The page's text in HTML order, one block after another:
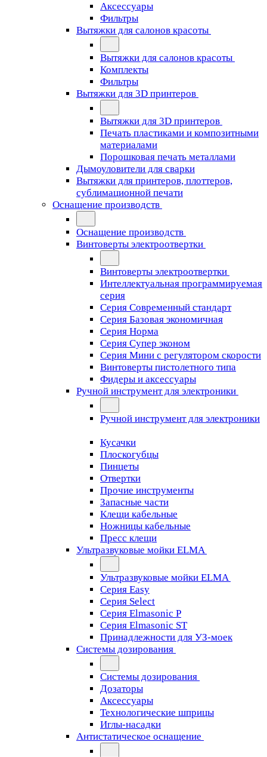
Аксессуары
Фильтры
Вытяжки для салонов красоты
Вытяжки для салонов красоты
Комплекты
Фильтры
Вытяжки для 3D принтеров
Вытяжки для 3D принтеров
Печать пластиками и композитными
материалами
Порошковая печать металлами
Дымоуловители для сварки
Вытяжки для принтеров, плоттеров,
сублимационной печати
Оснащение производств
Оснащение производств
Винтоверты электроотвертки
Винтоверты электроотвертки
Интеллектуальная программируемая
серия
Серия Современный стандарт
Серия Базовая экономичная
Серия Норма
Серия Cупер эконом
Серия Мини с регулятором скорости
Винтоверты пистолетного типа
Фидеры и аксессуары
Ручной инструмент для электроники
Ручной инструмент для электроники
Кусачки
Плоскогубцы
Пинцеты
Отвертки
Прочие инструменты
Запасные части
Клещи кабельные
Ножницы кабельные
Пресс клещи
Ультразвуковые мойки ELMA
Ультразвуковые мойки ELMA
Серия Easy
Серия Select
Серия Elmasonic P
Серия Elmasonic ST
Принадлежности для УЗ-моек
Системы дозирования
Системы дозирования
Дозаторы
Аксессуары
Технологические шприцы
Иглы-насадки
Антистатическое оснащение